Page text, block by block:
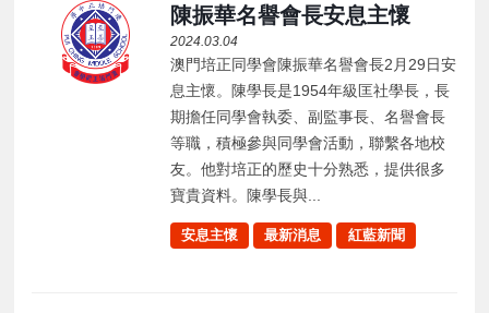
陳振華名譽會長安息主懷
2024.03.04
澳門培正同學會陳振華名譽會長2月29日安
息主懷。陳學長是1954年級匡社學長，長
期擔任同學會執委、副監事長、名譽會長
等職，積極參與同學會活動，聯繫各地校
友。他對培正的歷史十分熟悉，提供很多
寶貴資料。陳學長與...
安息主懷 最新消息 紅藍新聞